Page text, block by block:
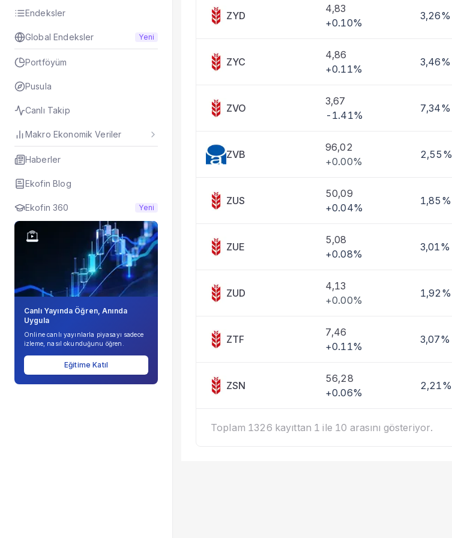
Endeksler
Global Endeksler Yeni
Portföyüm
Pusula
Canlı Takip
Makro Ekonomik Veriler
Haberler
Ekofin Blog
Ekofin 360 Yeni
Canlı Yayında Öğren, Anında
Uygula
Online canlı yayınlarla piyasayı sadece
izleme, nasıl okunduğunu öğren.
Eğitime Katıl
Taşınan Fonlar
Fiyat Endeks Değişimi
ZYD
4,83
+0.10%
3,26%
ZYC
4,86
+0.11%
3,46%
ZVO
3,67
-1.41%
7,34%
ZVB
96,02
+0.00%
2,55%
ZUS
50,09
+0.04%
1,85%
ZUE
5,08
+0.08%
3,01%
ZUD
4,13
+0.00%
1,92%
ZTF
7,46
+0.11%
3,07%
ZSN
56,28
+0.06%
2,21%
Toplam 1326 kayıttan 1 ile 10 arasını gösteriyor.